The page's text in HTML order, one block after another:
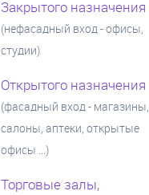
Закрытого назначения
(нефасадный вход - офисы,
студии)
Открытого назначения
(фасадный вход - магазины,
салоны, аптеки, открытые
офисы ...)
Торговые залы,